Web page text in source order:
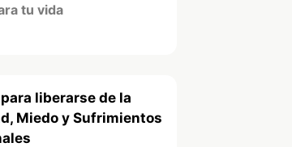
tu vida
liberarse de la
Miedo y Sufrimientos